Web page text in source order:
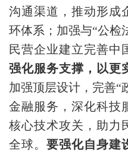
沟通渠道，推动形成
环体系；加强与“公检
民营企业建立完善中
强化服务支撑，以更
加强顶层设计，完善“
金融服务，深化科技
核心技术攻关，助力
全球。 要强化自身建